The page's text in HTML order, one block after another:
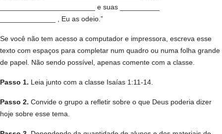
________________________ e suas __________
______________ , Eu as odeio.”
Se você não tem acesso a computador e impressora, escreva esse
texto com espaços para completar num quadro ou numa folha grande
de papel. Não sendo possível, apenas comente com a classe.
Passo 1. Leia junto com a classe Isaías 1:11-14.
Passo 2. Convide o grupo a refletir sobre o que Deus poderia dizer
hoje sobre esse tema.